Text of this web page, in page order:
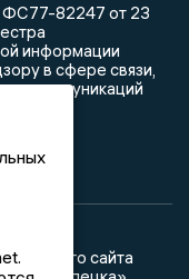
ФС77-82247 от 23
информации
в сфере связи,
коммуникаций
данного сайта